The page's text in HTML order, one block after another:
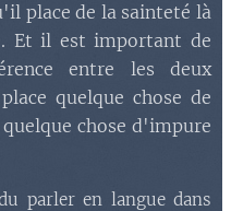
place de la sainteté là
Et il est important de
entre les deux
quelque chose de
chose d'impure
parler en langue dans